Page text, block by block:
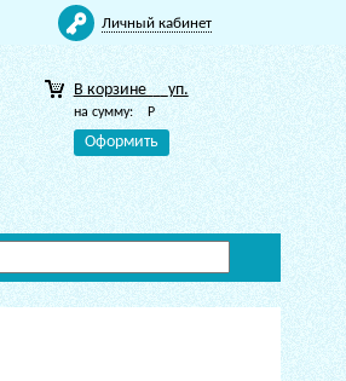
Личный кабинет
В корзине уп.
на сумму: Р
Оформить